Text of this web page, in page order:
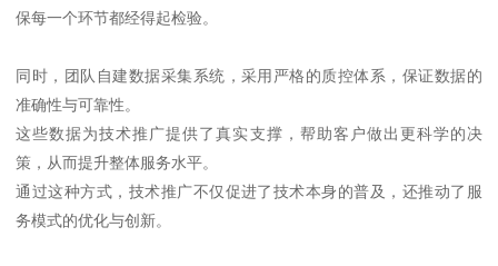
保每一个环节都经得起检验。
同时，团队自建数据采集系统，采用严格的质控体系，保证数据的
准确性与可靠性。
这些数据为技术推广提供了真实支撑，帮助客户做出更科学的决
策，从而提升整体服务水平。
通过这种方式，技术推广不仅促进了技术本身的普及，还推动了服
务模式的优化与创新。